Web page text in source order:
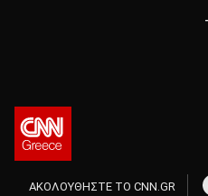
ΑΚΟΛΟΥΘΗΣΤΕ ΤΟ CNN.GR